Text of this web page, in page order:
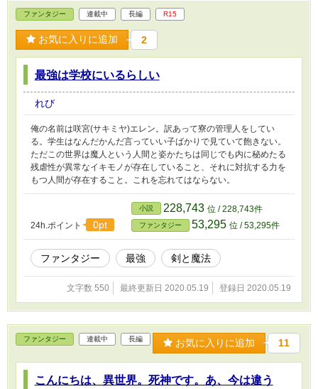
ファンタジー 連載中 長編 R15
お気に入りに追加 2
最強は学校にいるらしい
れび
俺の名前は咲宮(サキミヤ)エレン。訳あって寮の管理人をしてい
る。学生はなんだかんだ言っていい子ばかりで見ていて飽きない。
ただこの世界は魔人という人間と姿かたちは同じでも内に秘めたる
残虐性が異常なイキモノが存在していること、それに対抗する力を
もつ人間が存在すること。これを忘れてはならない。
24h.ポイント 0pt
小説 228,743 位 / 228,743件
ファンタジー 53,295 位 / 53,295件
ファンタジー 最強 剣と魔法
文字数 550 最終更新日 2020.05.19 登録日 2020.05.19
ファンタジー 連載中 長編 お気に入りに追加 11
こんにちは、異世界。死神です。あ、今は違う